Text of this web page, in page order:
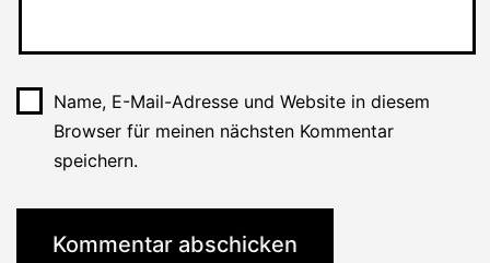
Name, E-Mail-Adresse und Website in diesem
Browser für meinen nächsten Kommentar
speichern.